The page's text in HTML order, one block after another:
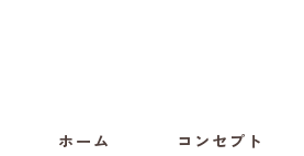
ホーム コンセプト